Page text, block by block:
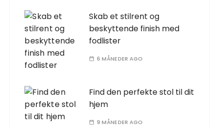
Skab et stilrent og
beskyttende finish med
fodlister
6 MÅNEDER AGO
Find den perfekte stol til dit
hjem
9 MÅNEDER AGO